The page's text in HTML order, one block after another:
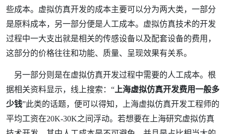
些成本。虚拟仿真开发的成本主要可以分为两大类，一部分
是原料成本，另一部分便是人工成本。虚拟仿真技术的开发
过程中一大支出就是相关的传感设备以及配套设备的费用，
这部分的价格往往和功能、质量、呈现效果有关系。
另一部分则是在虚拟仿真开发过程中需要的人工成本。根
据相关资料显示，线上搜索：“ 上海虚拟仿真开发费用一般多
少钱”此类的话题，便可以得知，上海虚拟仿真开发工程师的
平均工资在20K-30K之间浮动。若想要在上海研究虚拟仿真